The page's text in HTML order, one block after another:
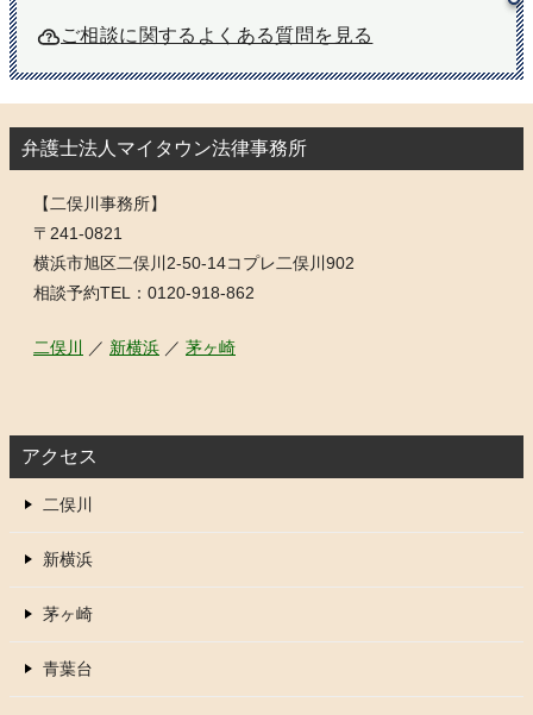
ご相談に関するよくある質問を見る
弁護士法人マイタウン法律事務所
【二俣川事務所】
〒241-0821
横浜市旭区二俣川2-50-14コプレ二俣川902
相談予約TEL：0120-918-862
二俣川 ／ 新横浜 ／ 茅ヶ崎
アクセス
二俣川
新横浜
茅ヶ崎
青葉台